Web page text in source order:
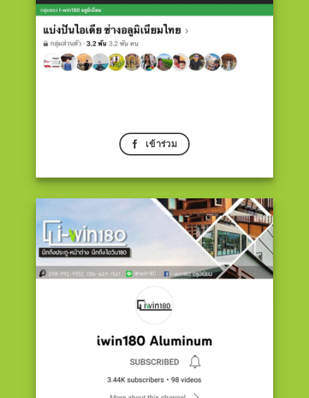
เข้าร่วม